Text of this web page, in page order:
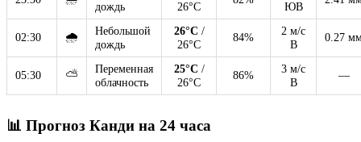
дождь
26°C
ЮВ
02:30 🌧
Небольшой
дождь
26°C /
26°C
84%
2 м/с
В
0.27
05:30 ⛅
Переменная
облачность
25°C /
26°C
86%
3 м/с
В
—
📊 Прогноз Канди на 24 часа